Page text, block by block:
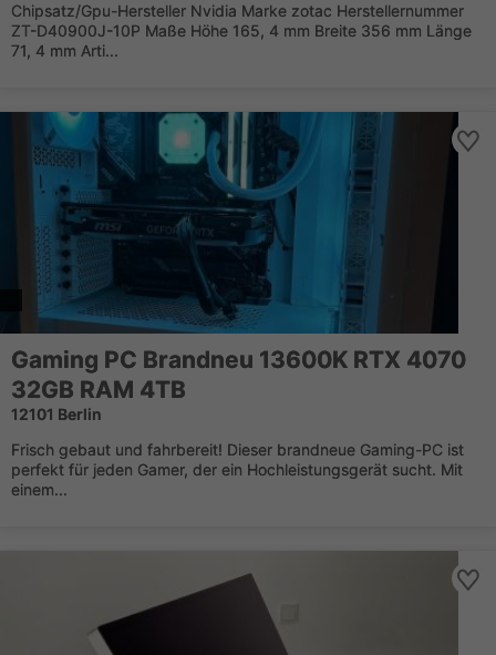
Chipsatz/Gpu-Hersteller Nvidia Marke zotac Herstellernummer
ZT-D40900J-10P Maße Höhe 165, 4 mm Breite 356 mm Länge
71, 4 mm Arti...
Gaming PC Brandneu 13600K RTX 4070
32GB RAM 4TB
12101 Berlin
Frisch gebaut und fahrbereit! Dieser brandneue Gaming-PC ist
perfekt für jeden Gamer, der ein Hochleistungsgerät sucht. Mit
einem...